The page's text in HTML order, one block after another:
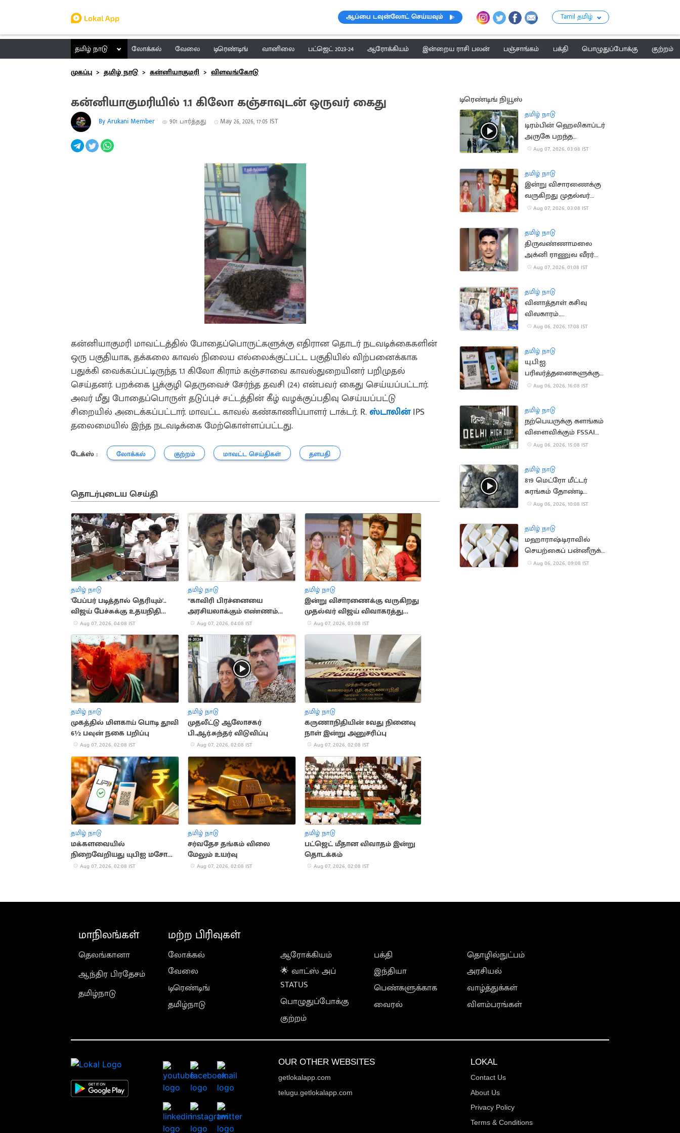
ஆப்பை டவுன்லோட் செய்யவும் Tamil தமிழ்
தமிழ் நாடு லோக்கல் வேலை டிரெண்டிங் வானிலை பட்ஜெட் 2023-24 ஆரோக்கியம் இன்றைய ராசி பலன் பஞ்சாங்கம் பக்தி பொழுதுப்போக்கு
குற்றம்
முகப்பு
தமிழ் நாடு கன்னியாகுமரி விளவங்கோடு
கன்னியாகுமரியில் 1.1 கிலோ கஞ்சாவுடன் ஒருவர் கைது
By Arukani Member 901 பார்த்தது May 26, 2026, 17:05 IST
கன்னியாகுமரி மாவட்டத்தில் போதைப்பொருட்களுக்கு எதிரான தொடர் நடவடிக்கைகளின்
ஒரு பகுதியாக, தக்கலை காவல் நிலைய எல்லைக்குட்பட்ட பகுதியில் விற்பனைக்காக
பதுக்கி வைக்கப்பட்டிருந்த 1.1 கிலோ கிராம் கஞ்சாவை காவல்துறையினர் பறிமுதல்
செய்தனர். பறக்கை பூக்குழி தெருவைச் சேர்ந்த தவசி (24) என்பவர் கைது செய்யப்பட்டார்.
அவர் மீது போதைப்பொருள் தடுப்புச் சட்டத்தின் கீழ் வழக்குப்பதிவு செய்யப்பட்டு
சிறையில் அடைக்கப்பட்டார். மாவட்ட காவல் கண்காணிப்பாளர் டாக்டர். R.ஸ்டாலின்IPS
தலைமையில் இந்த நடவடிக்கை மேற்கொள்ளப்பட்டது.
டேக்ஸ் : லோக்கல் குற்றம் மாவட்ட செய்திகள் தளபதி
தொடர்புடைய செய்தி
தமிழ் நாடு
'பேப்பர் படித்தால் தெரியும்'..
விஜய் பேச்சுக்கு உதயநிதி
பதிலடி
Aug 07, 2026, 04:08 IST
தமிழ் நாடு
“காவிரி பிரச்னையை
அரசியலாக்கும் எண்ணம்
இல்லை”.. விஜய்
Aug 07, 2026, 04:08 IST
தமிழ் நாடு
இன்று விசாரணைக்கு வருகிறது
முதல்வர் விஜய் விவாகரத்து
வழக்கு
Aug 07, 2026, 03:08 IST
தமிழ் நாடு
முகத்தில் மிளகாய் பொடி தூவி
6½ பவுன் நகை பறிப்பு
Aug 07, 2026, 02:08 IST
தமிழ் நாடு
முதலீட்டு ஆலோசகர்
பி.ஆர்.சுந்தர் விடுவிப்பு
Aug 07, 2026, 02:08 IST
தமிழ் நாடு
கருணாநிதியின் 8வது நினைவு
நாள் இன்று அனுசரிப்பு
Aug 07, 2026, 02:08 IST
தமிழ் நாடு
மக்களவையில்
நிறைவேறியது யுபிஐ மசோதா:
நிதியமைச்சர் விளக்கம்
Aug 07, 2026, 02:08 IST
தமிழ் நாடு
சர்வதேச தங்கம் விலை
மேலும் உயர்வு
Aug 07, 2026, 02:08 IST
தமிழ் நாடு
பட்ஜெட் மீதான விவாதம் இன்று
தொடக்கம்
Aug 07, 2026, 02:08 IST
டிரெண்டிங் நியூஸ்
தமிழ் நாடு
டிரம்பின் ஹெலிகாப்டர்
அருகே பறந்த
பயணிகள் விமானம்
Aug 07, 2026, 03:08 IST
தமிழ் நாடு
இன்று விசாரணைக்கு
வருகிறது முதல்வர்
விஜய் விவாகரத்து
Aug 07, 2026, 03:08 IST
தமிழ் நாடு
திருவண்ணாமலை
அக்னி ராணுவ வீரர்
லடாக்கில் உயிரிழப்பு
Aug 07, 2026, 01:08 IST
தமிழ் நாடு
வினாத்தாள் கசிவு
விவகாரம்..
ஜார்க்கண்டில் 13-வது
உண்ணாவிரதம்
Aug 06, 2026, 17:08 IST
தமிழ் நாடு
யு.பி.ஐ.
பரிவர்த்தனைகளுக்கு
மீண்டும் கட்டணம்?
Aug 06, 2026, 16:08 IST
தமிழ் நாடு
நற்பெயருக்கு களங்கம்
விளைவிக்கும் FSSAI
உத்தரவு: டாபர்
Aug 06, 2026, 15:08 IST
தமிழ் நாடு
819 மெட்ரோ மீட்டர்
சுரங்கம் தோண்டி
நீலகிரி இயந்திரம்
Aug 06, 2026, 10:08 IST
தமிழ் நாடு
மஹாராஷ்டிராவில்
செயற்கைப் பன்னீருக்கு
ஓராண்டு தடை
Aug 06, 2026, 09:08 IST
மாநிலங்கள்
தெலங்கானா
ஆந்திர பிரதேசம்
தமிழ்நாடு
மற்ற பிரிவுகள்
லோக்கல்
வேலை
டிரெண்டிங்
தமிழ்நாடு
ஆரோக்கியம்
🌟 வாட்ஸ் அப்
STATUS
பொழுதுப்போக்கு
குற்றம்
பக்தி
இந்தியா
பெண்களுக்காக
வைரல்
தொழில்நுட்பம்
அரசியல்
வாழ்த்துக்கள்
விளம்பரங்கள்
OUR OTHER WEBSITES
getlokalapp.com
telugu.getlokalapp.com
LOKAL
Contact Us
About Us
Privacy Policy
Terms & Conditions